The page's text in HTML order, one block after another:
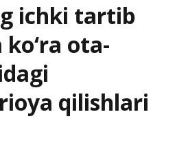
ichki tartib
ota-
qilishlari